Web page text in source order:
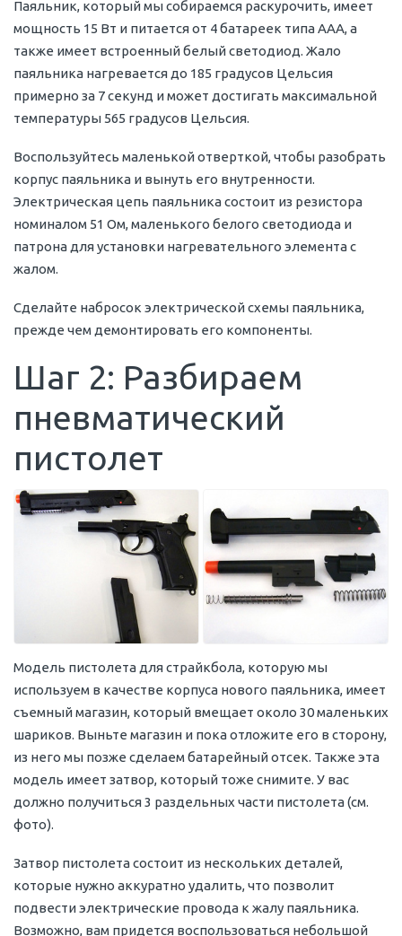
Паяльник, который мы собираемся раскурочить, имеет
мощность 15 Вт и питается от 4 батареек типа AAA, а
также имеет встроенный белый светодиод. Жало
паяльника нагревается до 185 градусов Цельсия
примерно за 7 секунд и может достигать максимальной
температуры 565 градусов Цельсия.
Воспользуйтесь маленькой отверткой, чтобы разобрать
корпус паяльника и вынуть его внутренности.
Электрическая цепь паяльника состоит из резистора
номиналом 51 Ом, маленького белого светодиода и
патрона для установки нагревательного элемента с
жалом.
Сделайте набросок электрической схемы паяльника,
прежде чем демонтировать его компоненты.
Шаг 2: Разбираем
пневматический
пистолет
Модель пистолета для страйкбола, которую мы
используем в качестве корпуса нового паяльника, имеет
съемный магазин, который вмещает около 30 маленьких
шариков. Выньте магазин и пока отложите его в сторону,
из него мы позже сделаем батарейный отсек. Также эта
модель имеет затвор, который тоже снимите. У вас
должно получиться 3 раздельных части пистолета (см.
фото).
Затвор пистолета состоит из нескольких деталей,
которые нужно аккуратно удалить, что позволит
подвести электрические провода к жалу паяльника.
Возможно, вам придется воспользоваться небольшой